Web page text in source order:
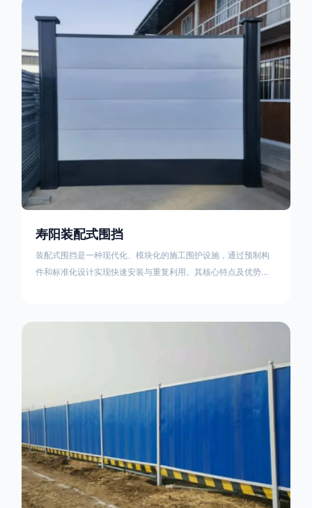
寿阳装配式围挡
装配式围挡是一种现代化、模块化的施工围护设施，通过预制构
件和标准化设计实现快速安装与重复利用。其核心特点及优势如
撑、横撑加强筋等部件增强整体稳定性立柱规格：通常为